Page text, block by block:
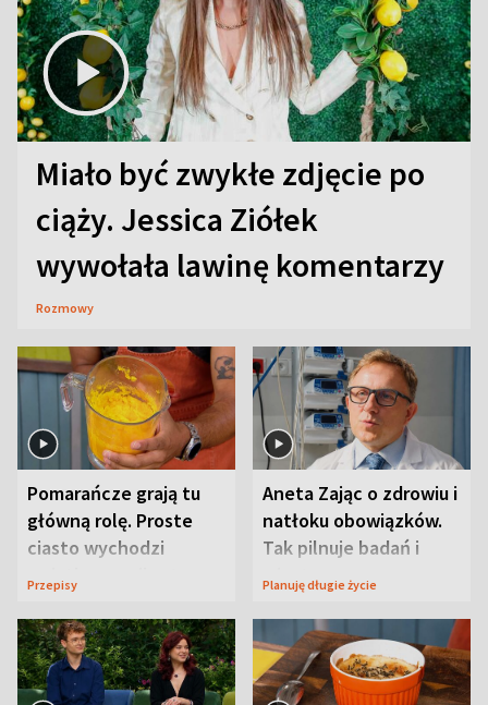
Miało być zwykłe zdjęcie po
ciąży. Jessica Ziółek
wywołała lawinę komentarzy
Rozmowy
Pomarańcze grają tu
główną rolę. Proste
ciasto wychodzi
wyjątkowo wilgotne
Przepisy
Aneta Zając o zdrowiu i
natłoku obowiązków.
Tak pilnuje badań i
wizyt
Planuję długie życie